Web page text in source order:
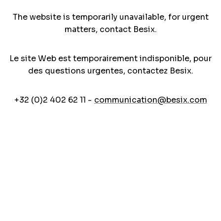
The website is temporarily unavailable, for urgent
matters, contact Besix.
Le site Web est temporairement indisponible, pour
des questions urgentes, contactez Besix.
+32 (0)2 402 62 11 - communication@besix.com